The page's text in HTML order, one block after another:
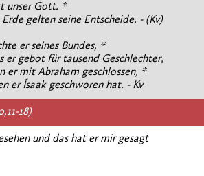
unser Gott. *
gelten seine Entscheide. - (Kv)
er seines Bundes, *
er gebot für tausend Geschlechter,
er mit Abraham geschlossen, *
er Ísaak geschworen hat. - Kv
18)
und das hat er mir gesagt